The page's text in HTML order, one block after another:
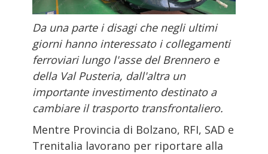
Da una parte i disagi che negli ultimi
giorni hanno interessato i collegamenti
ferroviari lungo l'asse del Brennero e
della Val Pusteria, dall'altra un
importante investimento destinato a
cambiare il trasporto transfrontaliero.
Mentre Provincia di Bolzano, RFI, SAD e
Trenitalia lavorano per riportare alla